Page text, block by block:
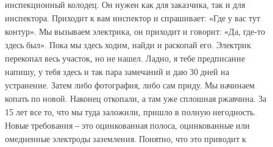
инспекционный колодец. Он нужен как для заказчика, так и для
инспектора. Приходит к вам инспектор и спрашивает: «Где у вас тут
контур». Мы вызываем электрика, он приходит и говорит: «Да, где-то
здесь был». Пока мы здесь ходим, найди и раскопай его. Электрик
перекопал весь участок, но не нашел. Ладно, я тебе предписание
напишу, у тебя здесь и так пара замечаний и даю 30 дней на
устранение. Затем либо фотография, либо сам приду. Мы начинаем
копать по новой. Наконец откопали, а там уже сплошная ржавчина. За
15 лет все то, что мы туда заложили, пришло в полную негодность.
Новые требования – это оцинкованная полоса, оцинкованные или
омедненные электроды заземления. Понятно, что это приводит к